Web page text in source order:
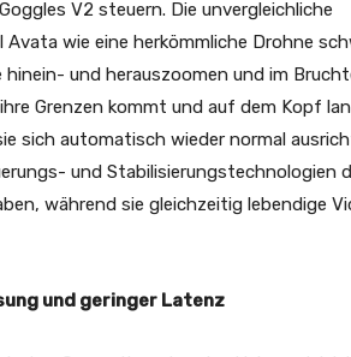
V2 steuern. Die unvergleichliche
wie eine herkömmliche Drohne
und herauszoomen und im
Grenzen kommt und auf dem Kopf
sich automatisch wieder normal
und Stabilisierungstechnologien
während sie gleichzeitig lebendige
und geringer Latenz